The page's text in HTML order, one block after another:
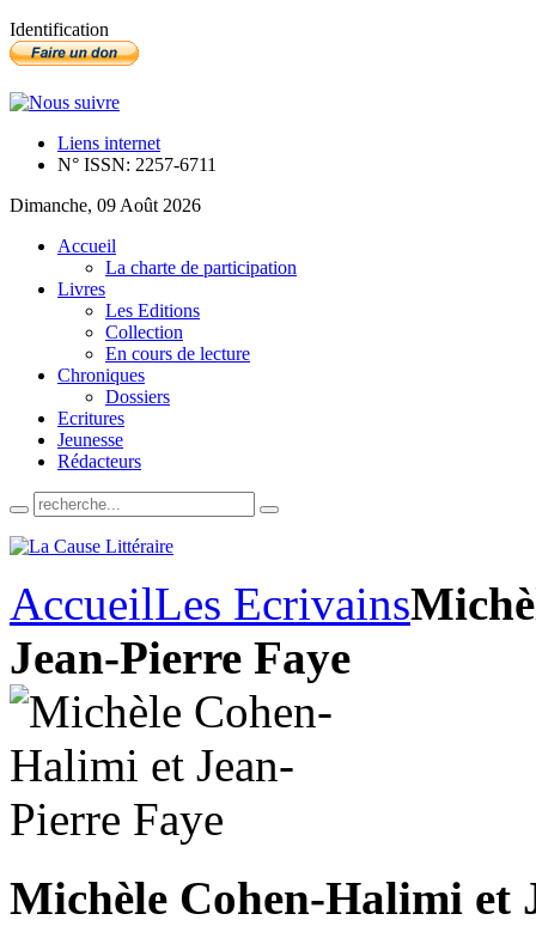
Identification
Liens internet
N° ISSN: 2257-6711
Dimanche, 09 Août 2026
Accueil
La charte de participation
Livres
Les Editions
Collection
En cours de lecture
Chroniques
Dossiers
Ecritures
Jeunesse
Rédacteurs
AccueilLes Ecrivains
Jean-Pierre Faye
Michèle Cohen-Halimi et